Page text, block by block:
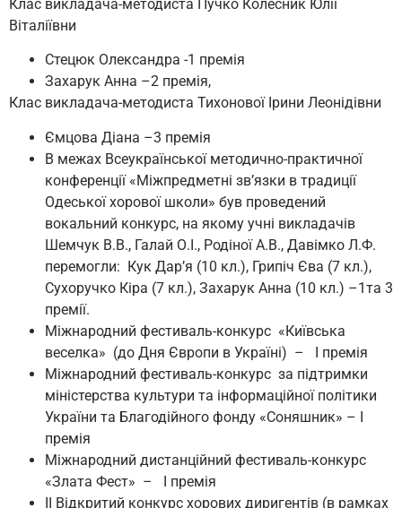
Клас викладача-методиста Пучко Колесник Юлії
Віталіївни
Стецюк Олександра -1 премія
Захарук Анна –2 премія,
Клас викладача-методиста Тихонової Ірини Леонідівни
Ємцова Діана –3 премія
В межах Всеукраїнської методично-практичної
конференції «Міжпредметні зв’язки в традиції
Одеської хорової школи» був проведений
вокальний конкурс, на якому учні викладачів
Шемчук В.В., Галай О.І., Родіної А.В., Давімко Л.Ф.
перемогли: Кук Дар’я (10 кл.), Грипіч Єва (7 кл.),
Сухоручко Кіра (7 кл.), Захарук Анна (10 кл.) –1та 3
премії.
Міжнародний фестиваль-конкурс «Київська
веселка» (до Дня Європи в Україні) – І премія
Міжнародний фестиваль-конкурс за підтримки
міністерства культури та інформаційної політики
України та Благодійного фонду «Соняшник» – І
премія
Міжнародний дистанційний фестиваль-конкурс
«Злата Фест» – І премія
ІІ Відкритий конкурс хорових диригентів (в рамках